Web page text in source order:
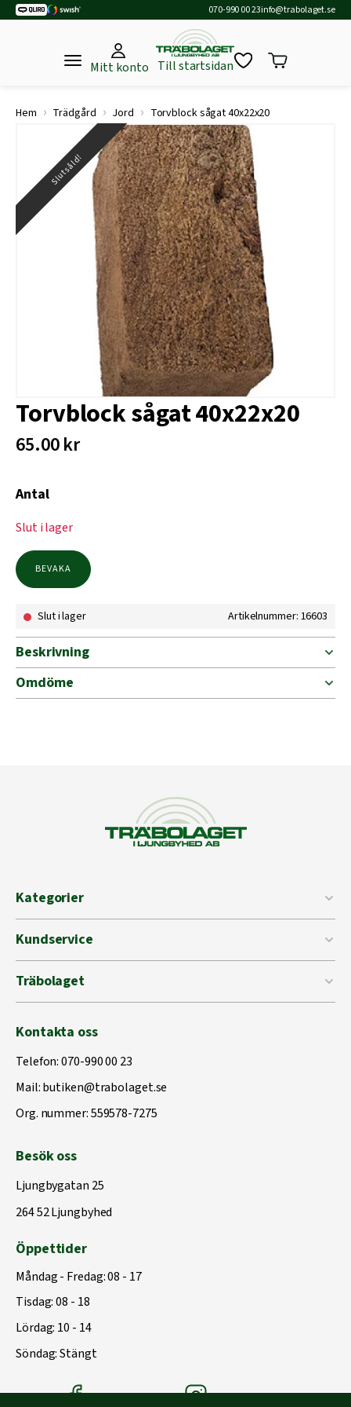
070-990 00 23info@trabolaget.se
Mitt konto Till startsidan
Hem › Trädgård › Jord › Torvblock sågat 40x22x20
Slutsåld!
Torvblock sågat 40x22x20
65.00kr
Antal
Slut i lager
BEVAKA
Slut i lager Artikelnummer: 16603
Beskrivning
Omdöme
Kategorier
Kundservice
Träbolaget
Kontakta oss
Telefon:070-990 00 23
Mail:butiken@trabolaget.se
Org. nummer: 559578-7275
Besök oss
Ljungbygatan 25
264 52 Ljungbyhed
Öppettider
Måndag - Fredag: 08 - 17
Tisdag: 08 - 18
Lördag: 10 - 14
Söndag: Stängt